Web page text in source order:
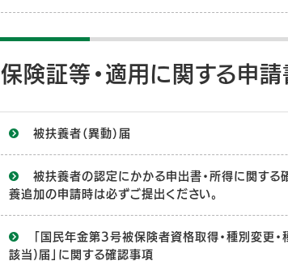
保険証等・適用に関する申請
被扶養者（異動）届
被扶養者の認定にかかる申出書・所得に関す
養追加の申請時は必ずご提出ください。
「国民年金第3号被保険者資格取得・種別変更
該当)届」に関する確認事項